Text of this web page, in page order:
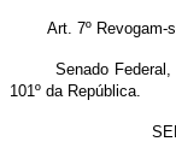
Art. 7º Revogam-se
Senado Federal, 22
101º da República.